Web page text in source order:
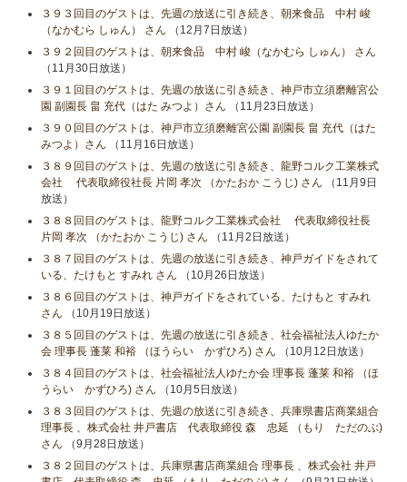
３９３回目のゲストは、先週の放送に引き続き、朝来食品 中村 峻
（なかむら しゅん） さん （12月7日放送）
３９２回目のゲストは、朝来食品 中村 峻（なかむら しゅん） さん
（11月30日放送）
３９１回目のゲストは、先週の放送に引き続き、神戸市立須磨離宮公
園 副園長 畠 充代（はた みつよ）さん （11月23日放送）
３９０回目のゲストは、神戸市立須磨離宮公園 副園長 畠 充代（はた
みつよ）さん （11月16日放送）
３８９回目のゲストは、先週の放送に引き続き、龍野コルク工業株式
会社 代表取締役社長 片岡 孝次 （かたおか こうじ) さん （11月9日
放送）
３８８回目のゲストは、龍野コルク工業株式会社 代表取締役社長
片岡 孝次 （かたおか こうじ) さん （11月2日放送）
３８７回目のゲストは、先週の放送に引き続き、神戸ガイドをされて
いる、たけもと すみれ さん （10月26日放送）
３８６回目のゲストは、神戸ガイドをされている、たけもと すみれ
さん （10月19日放送）
３８５回目のゲストは、先週の放送に引き続き、社会福祉法人ゆたか
会 理事長 蓬莱 和裕 （ほうらい かずひろ) さん （10月12日放送）
３８４回目のゲストは、社会福祉法人ゆたか会 理事長 蓬莱 和裕 （ほ
うらい かずひろ) さん （10月5日放送）
３８３回目のゲストは、先週の放送に引き続き、兵庫県書店商業組合
理事長 、株式会社 井戸書店 代表取締役 森 忠延 （もり ただのぶ)
さん （9月28日放送）
３８２回目のゲストは、兵庫県書店商業組合 理事長 、株式会社 井戸